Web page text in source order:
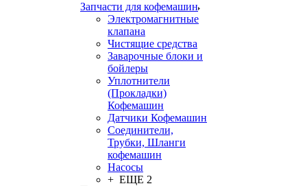
Запчасти для кофемашин
Электромагнитные
клапана
Чистящие средства
Заварочные блоки и
бойлеры
Уплотнители
(Прокладки)
Кофемашин
Датчики Кофемашин
Соединители,
Трубки, Шланги
кофемашин
Насосы
+ ЕЩЕ 2